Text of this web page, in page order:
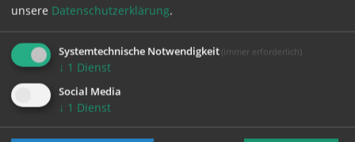
Benutzername
Passwort
unsere Datenschutzerklärung.
Systemtechnische Notwendigkeit (immer erforderlich)
↓ 1 Dienst
Social Media
↓ 1 Dienst